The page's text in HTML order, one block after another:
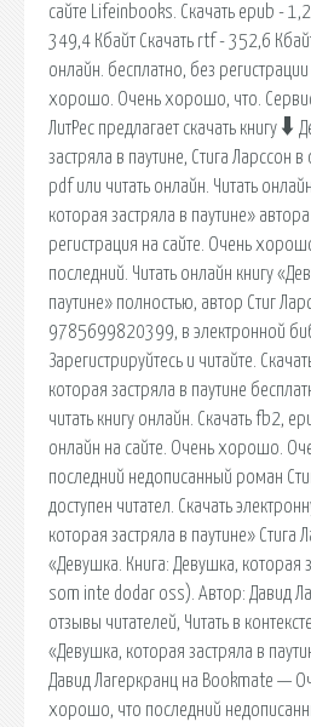
сайте Lifeinbooks. Cкачать epub -
349,4 Кбайт Cкачать rtf - 352,6
онлайн. бесплатно, без
хорошо. Очень хорошо, что.
ЛитРес предлагает скачать книгу 🠳
застряла в паутине, Стига
pdf или читать онлайн. Читать
которая застряла в паутине»
регистрация на сайте. Очень
последний. Читать онлайн книгу
паутине» полностью, автор Стиг
9785699820399, в электронной
Зарегистрируйтесь и читайте.
которая застряла в паутине
читать книгу онлайн. Скачать fb2,
онлайн на сайте. Очень хорошо.
последний недописанный роман
доступен читател. Скачать
которая застряла в паутине» Стига
«Девушка. Книга: Девушка, которая
som inte dodar oss). Автор: Давид
отзывы читателей, Читать в
«Девушка, которая застряла в
Давид Лагеркранц на Bookmate —
хорошо, что последний